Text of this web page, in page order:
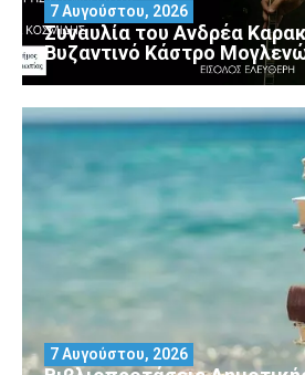
Συναυλία του Ανδρέα
Βυζαντινό Κάστρο
7 Αυγούστου, 2026
7 Αυγούστου, 2026